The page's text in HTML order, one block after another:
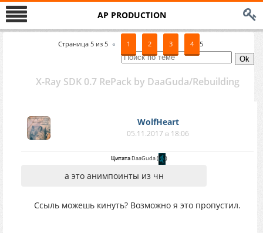
AP PRODUCTION
Страница 5 из 5 « 1 2 3 4 5
X-Ray SDK 0.7 RePack by DaaGuda/Rebuilding
WolfHeart
05.11.2017 в 18:06
ЦитатаDaaGuda( )
а это анимпоинты из чн
Ссыль можешь кинуть? Возможно я это пропустил.